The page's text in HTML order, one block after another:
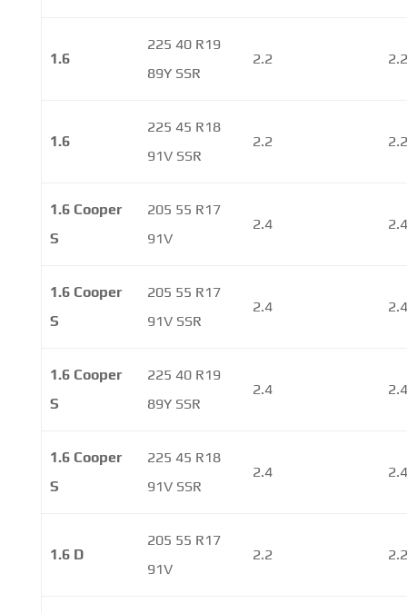
1.6
225 40 R19
89Y SSR
2.2
1.6
225 45 R18
91V SSR
2.2
1.6 Cooper
S
205 55 R17
91V
2.4
1.6 Cooper
S
205 55 R17
91V SSR
2.4
1.6 Cooper
S
225 40 R19
89Y SSR
2.4
1.6 Cooper
S
225 45 R18
91V SSR
2.4
1.6 D
205 55 R17
91V
2.2